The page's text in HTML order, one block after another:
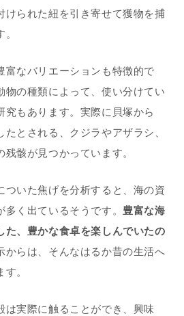
けられた紐を引き寄せて獲物を捕
富なバリエーションも特徴的で
物の種類によって、使い分けてい
究もあります。実際に貝塚から
とされる、クジラやアザラシ、
骸が見つかっています。
ついた焦げを分析すると、海の資
く出ているそうです。 豊富な海
た、豊かな食卓を楽しんでいたの
からは、そんなはるか昔の生活へ
。
は実際に触ることができ、興味